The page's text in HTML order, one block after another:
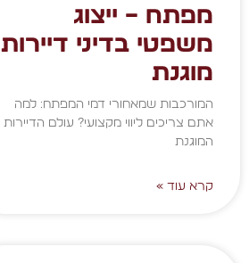
מפתח – ייצוג
משפטי בדיני דיירות
מוגנת
המורכבות שמאחורי דמי המפתח: למה
אתם צריכים ליווי מקצועי? עולם הדיירות
המוגנת
קרא עוד »